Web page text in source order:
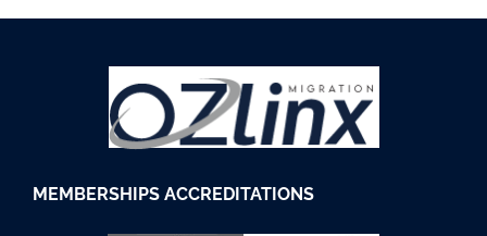
MEMBERSHIPS ACCREDITATIONS